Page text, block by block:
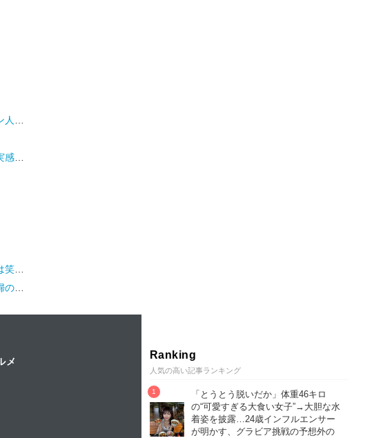
番食
れて
ス漫画
合（16）
Ranking
人気の高い記事ランキング
「とうとう脱いだか」体重46キロ
の“可愛すぎる大食い女子”→大胆な水
着姿を披露…24歳インフルエンサー
が明かす、グラビア挑戦の予想外の
メ